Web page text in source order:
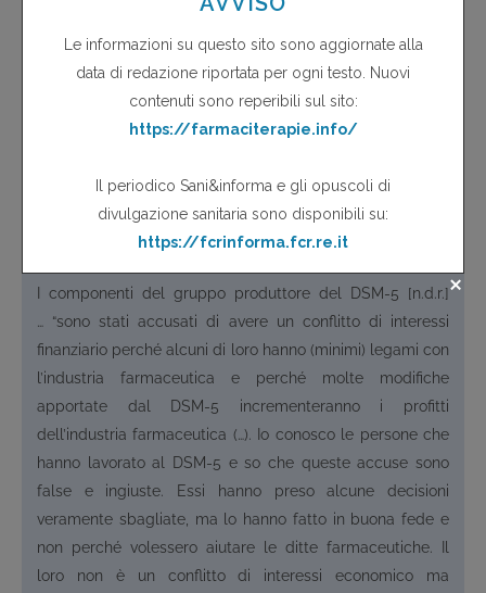
indeterminata o stimata in modo approssimativo, mentre gli
eventuali rischi associati a prevalenze “gonfiate” delle malattie
(diagnosi erroneamente positive con conseguente erogazione
di cure inutili e potenzialmente dannose, stress per le persone
accuratamente, e in questo senso il DSM-5 non fa eccezione.
DSM-5 e conflitti di interesse, economici e non
I componenti del gruppo produttore del DSM-5 [n.d.r.]
… “sono stati accusati di avere un conflitto di interessi
finanziario perché alcuni di loro hanno (minimi) legami con
l’industria farmaceutica e perché molte modifiche
apportate dal DSM-5 incrementeranno i profitti
dell’industria farmaceutica (…). Io conosco le persone che
hanno lavorato al DSM-5 e so che queste accuse sono
false e ingiuste. Essi hanno preso alcune decisioni
veramente sbagliate, ma lo hanno fatto in buona fede e
non perché volessero aiutare le ditte farmaceutiche. Il
loro non è un conflitto di interessi economico ma